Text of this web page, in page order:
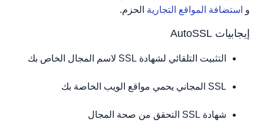
و استضافة المواقع التجارية الحزم.
إيجابيات AutoSSL
التثبيت التلقائي لشهادة SSL لاسم المجال الخاص بك
SSL المجاني يحمي مواقع الويب الخاصة بك
شهادة SSL التحقق من صحة المجال